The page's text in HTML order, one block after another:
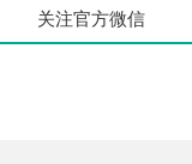
关注官方微信